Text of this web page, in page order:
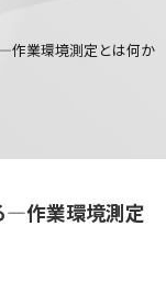
作業環境測定とは何か
—作業環境測定